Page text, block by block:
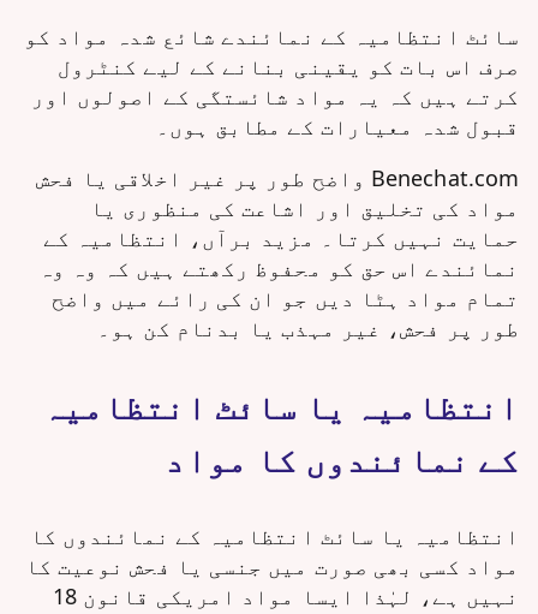
سائٹ انتظامیہ کے نمائندے شائع شدہ مواد کو
صرف اس بات کو یقینی بنانے کے لیے کنٹرول
کرتے ہیں کہ یہ مواد شائستگی کے اصولوں اور
قبول شدہ معیارات کے مطابق ہوں۔
Benechat.com واضح طور پر غیر اخلاقی یا فحش
مواد کی تخلیق اور اشاعت کی منظوری یا
حمایت نہیں کرتا۔ مزید برآں، انتظامیہ کے
نمائندے اس حق کو محفوظ رکھتے ہیں کہ وہ وہ
تمام مواد ہٹا دیں جو ان کی رائے میں واضح
طور پر فحش، غیر مہذب یا بدنام کن ہو۔
انتظامیہ یا سائٹ انتظامیہ
کے نمائندوں کا مواد
انتظامیہ یا سائٹ انتظامیہ کے نمائندوں کا
مواد کسی بھی صورت میں جنسی یا فحش نوعیت کا
نہیں ہے، لہٰذا ایسا مواد امریکی قانون 18